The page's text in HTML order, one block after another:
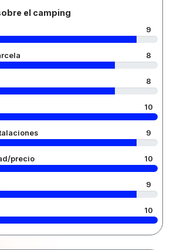
el camping
9
8
8
10
9
precio 10
9
10